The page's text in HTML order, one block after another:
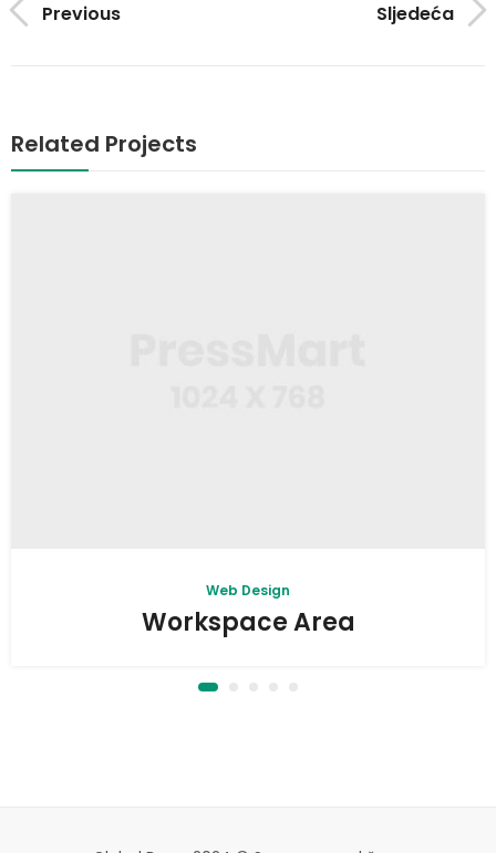
Previous Sljedeća
Related Projects
Web Design
Workspace Area